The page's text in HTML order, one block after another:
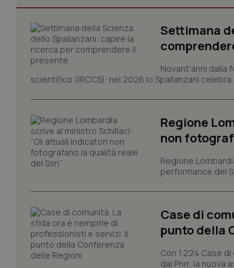
Settimana
Novant'anni dalla
scientifico (IRCCS): nel 2026 lo Spallanzani
Regione
non
Regione
performance del
Case di
punto della
Con 1.224 Case
dal Pnrr, la nuova
I cookie
e
Nome
session-
_ga